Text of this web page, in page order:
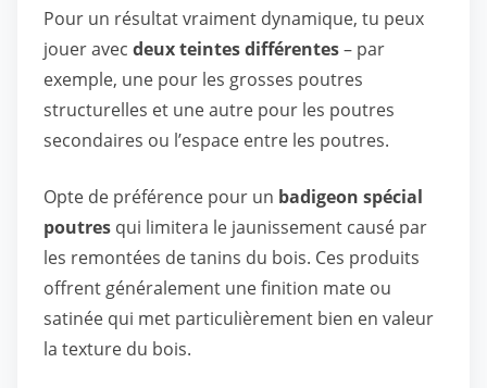
Pour un résultat vraiment dynamique, tu peux
jouer avec deux teintes différentes– par
exemple, une pour les grosses poutres
structurelles et une autre pour les poutres
secondaires ou l’espace entre les poutres.
Opte de préférence pour un badigeon spécial
poutres qui limitera le jaunissement causé par
les remontées de tanins du bois. Ces produits
offrent généralement une finition mate ou
satinée qui met particulièrement bien en valeur
la texture du bois.